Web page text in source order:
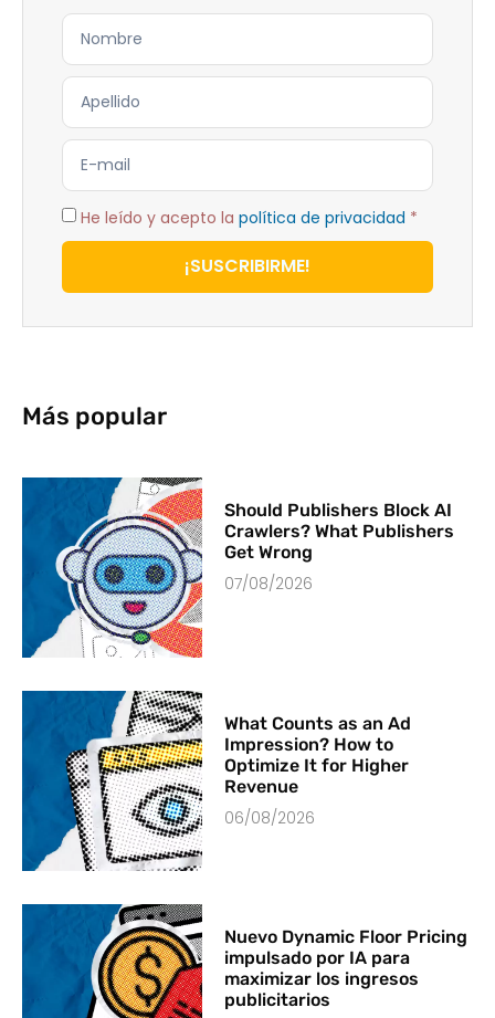
He leído y acepto la política de privacidad *
¡SUSCRIBIRME!
Más popular
Should Publishers Block AI
Crawlers? What Publishers
Get Wrong
07/08/2026
What Counts as an Ad
Impression? How to
Optimize It for Higher
Revenue
06/08/2026
Nuevo Dynamic Floor Pricing
impulsado por IA para
maximizar los ingresos
publicitarios